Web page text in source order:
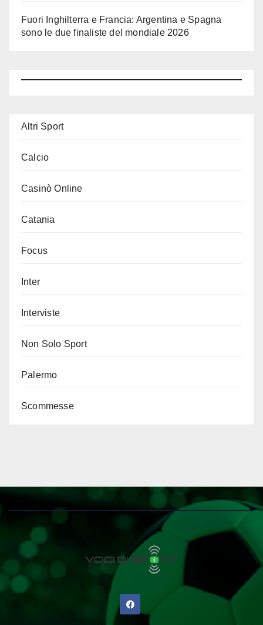
Fuori Inghilterra e Francia: Argentina e Spagna
sono le due finaliste del mondiale 2026
Altri Sport
Calcio
Casinò Online
Catania
Focus
Inter
Interviste
Non Solo Sport
Palermo
Scommesse